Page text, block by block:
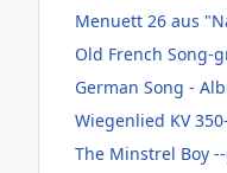
Menuett 26 aus
Old French Song-
German Song -
Wiegenlied KV
The Minstrel Boy